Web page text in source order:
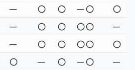
— ◯ ◯ — ◯
◯
— ◯ ◯ ◯◯
—
— ◯ ◯ ◯◯
◯
◯ — ◯ — ◯
—